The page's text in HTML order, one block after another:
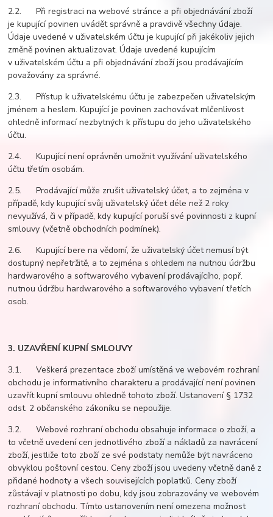
2.2. Při registraci na webové stránce a při objednávání zboží
je kupující povinen uvádět správně a pravdivě všechny údaje.
Údaje uvedené v uživatelském účtu je kupující při jakékoliv jejich
změně povinen aktualizovat. Údaje uvedené kupujícím
v uživatelském účtu a při objednávání zboží jsou prodávajícím
považovány za správné.
2.3. Přístup k uživatelskému účtu je zabezpečen uživatelským
jménem a heslem. Kupující je povinen zachovávat mlčenlivost
ohledně informací nezbytných k přístupu do jeho uživatelského
účtu.
2.4. Kupující není oprávněn umožnit využívání uživatelského
účtu třetím osobám.
2.5. Prodávající může zrušit uživatelský účet, a to zejména v
případě, kdy kupující svůj uživatelský účet déle než 2 roky
nevyužívá, či v případě, kdy kupující poruší své povinnosti z kupní
smlouvy (včetně obchodních podmínek).
2.6. Kupující bere na vědomí, že uživatelský účet nemusí být
dostupný nepřetržitě, a to zejména s ohledem na nutnou údržbu
hardwarového a softwarového vybavení prodávajícího, popř.
nutnou údržbu hardwarového a softwarového vybavení třetích
osob.
3. UZAVŘENÍ KUPNÍ SMLOUVY
3.1. Veškerá prezentace zboží umístěná ve webovém rozhraní
obchodu je informativního charakteru a prodávající není povinen
uzavřít kupní smlouvu ohledně tohoto zboží. Ustanovení § 1732
odst. 2 občanského zákoníku se nepoužije.
3.2. Webové rozhraní obchodu obsahuje informace o zboží, a
to včetně uvedení cen jednotlivého zboží a nákladů za navrácení
zboží, jestliže toto zboží ze své podstaty nemůže být navráceno
obvyklou poštovní cestou. Ceny zboží jsou uvedeny včetně daně z
přidané hodnoty a všech souvisejících poplatků. Ceny zboží
zůstávají v platnosti po dobu, kdy jsou zobrazovány ve webovém
rozhraní obchodu. Tímto ustanovením není omezena možnost